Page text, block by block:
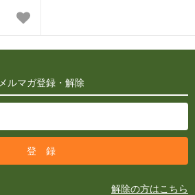
メルマガ登録・解除
解除の方はこちら